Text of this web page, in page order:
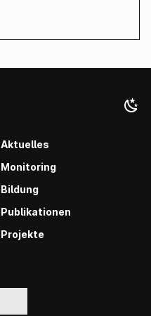
Aktuelles
Monitoring
Bildung
Publikationen
Projekte